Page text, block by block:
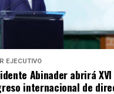
EJECUTIVO
Abinader abrirá XVI
internacional de